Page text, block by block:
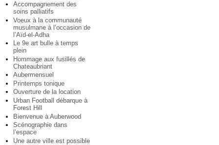
Accompagnement des
soins palliatifs
Voeux à la communauté
musulmane à l’occasion de
l’Aïd-el-Adha
Le 9e art bulle à temps
plein
Hommage aux fusillés de
Chateaubriant
Aubermensuel
Printemps tonique
Ouverture de la location
Urban Football débarque à
Forest Hill
Bienvenue à Auberwood
Scénographie dans
l’espace
Une autre ville est possible